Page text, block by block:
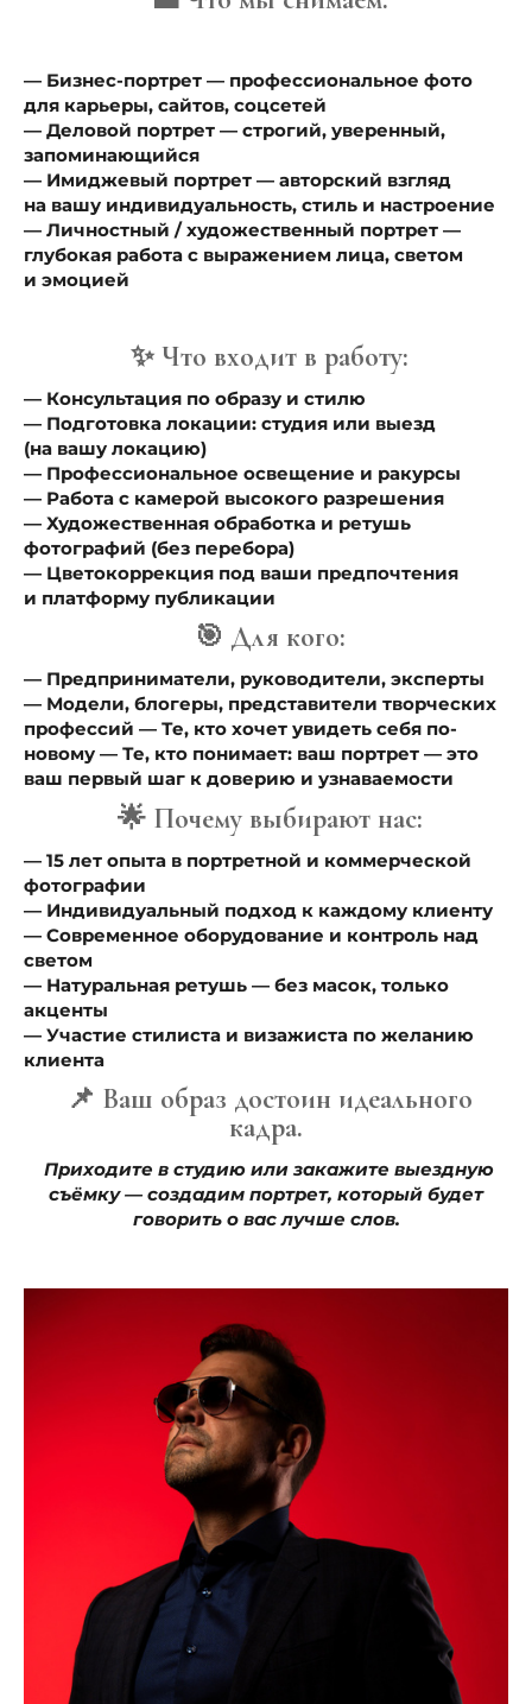
— Бизнес-портрет — профессиональное фото
для карьеры, сайтов, соцсетей
— Деловой портрет — строгий, уверенный,
запоминающийся
— Имиджевый портрет — авторский взгляд
на вашу индивидуальность, стиль и настроение
— Личностный / художественный портрет —
глубокая работа с выражением лица, светом
и эмоцией
✨ Что входит в работу:
— Консультация по образу и стилю
— Подготовка локации: студия или выезд
(на вашу локацию)
— Профессиональное освещение и ракурсы
— Работа с камерой высокого разрешения
— Художественная обработка и ретушь
фотографий (без перебора)
— Цветокоррекция под ваши предпочтения
и платформу публикации
🎯 Для кого:
— Предприниматели, руководители, эксперты
— Модели, блогеры, представители творческих
профессий — Те, кто хочет увидеть себя по-
новому — Те, кто понимает: ваш портрет — это
ваш первый шаг к доверию и узнаваемости
🌟 Почему выбирают нас:
— 15 лет опыта в портретной и коммерческой
фотографии
— Индивидуальный подход к каждому клиенту
— Современное оборудование и контроль над
светом
— Натуральная ретушь — без масок, только
акценты
— Участие стилиста и визажиста по желанию
клиента
📌 Ваш образ достоин идеального
кадра.
Приходите в студию или закажите выездную
съёмку — создадим портрет, который будет
говорить о вас лучше слов.